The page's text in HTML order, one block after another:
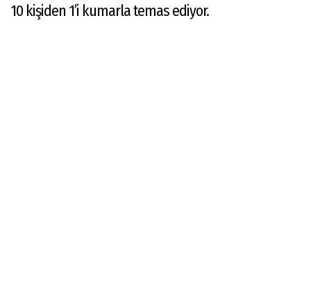
10 kişiden 1’i kumarla temas ediyor.